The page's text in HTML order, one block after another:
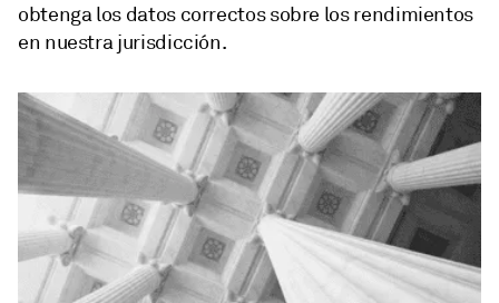
obtenga los datos correctos sobre los rendimientos
en nuestra jurisdicción.